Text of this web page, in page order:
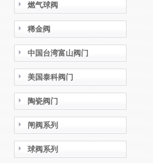
燃气球阀
稀金阀
中国台湾富山阀门
美国泰科阀门
陶瓷阀门
闸阀系列
球阀系列